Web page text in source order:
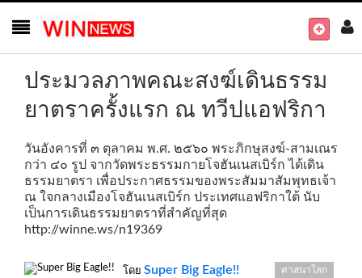
ประมวลภาพคณะสงฆ์เดินธรรม
ยาตราครั้งแรก​ ณ ทวีปแอฟริกา
วันอังคารที่ ๓ ตุลาคม พ.ศ. ๒๕๖๐ พระภิกษุสงฆ์-สามเณร
กว่า ๔๐ รูป จากวัดพระธรรมกายโจฮันเนสเบิร์ก ได้เดิน
ธรรมยาตรา เพื่อประกาศธรรมของพระสัมมาสัมพุทธเจ้า
ณ ใจกลางเมืองโจฮันเนสเบิร์ก ประเทศแอฟริกาใต้ นับ
เป็นการเดินธรรมยาตราที่สำคัญที่สุด
http://winne.ws/n19369
โดย Super Big Eagle!! ศาสนาโลก